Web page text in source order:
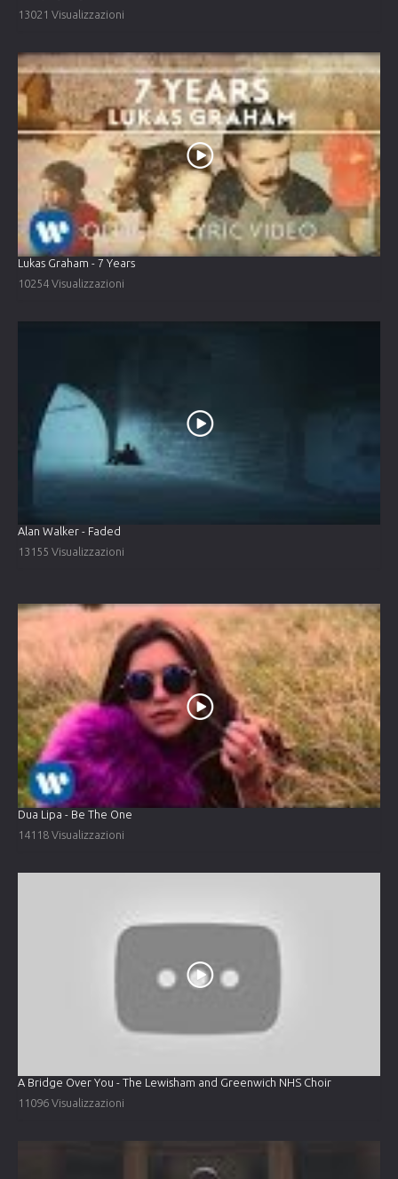
13021 Visualizzazioni
Lukas Graham - 7 Years
10254 Visualizzazioni
Alan Walker - Faded
13155 Visualizzazioni
Dua Lipa - Be The One
14118 Visualizzazioni
A Bridge Over You - The Lewisham and Greenwich NHS Choir
11096 Visualizzazioni